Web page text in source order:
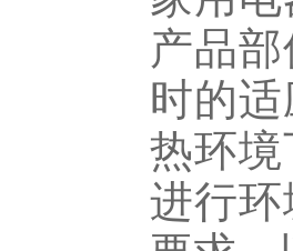
产品
时的
热环
进行